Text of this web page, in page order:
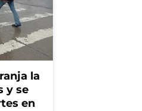
la
y se
en